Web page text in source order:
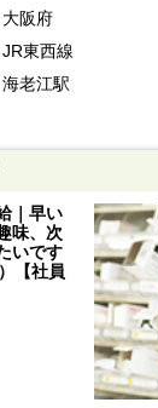
大阪府
JR東西線
海老江駅
｜早い
味、次
いです
【社員